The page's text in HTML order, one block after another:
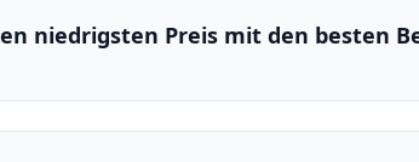
niedrigsten Preis mit den besten